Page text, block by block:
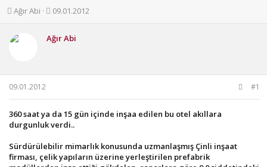
K
b
u
b
l
a
a
n
Ağır Abi
B
l
g
a
r
h
i
09.01.2012
Ağır Abi
09.01.2012 #1
360 saat ya da 15 gün içinde inşaa edilen bu otel akıllara
durgunluk verdi..
Sürdürülebilir mimarlık konusunda uzmanlaşmış Çinli inşaat
firması, çelik yapıların üzerine yerleştirilen prefabrik